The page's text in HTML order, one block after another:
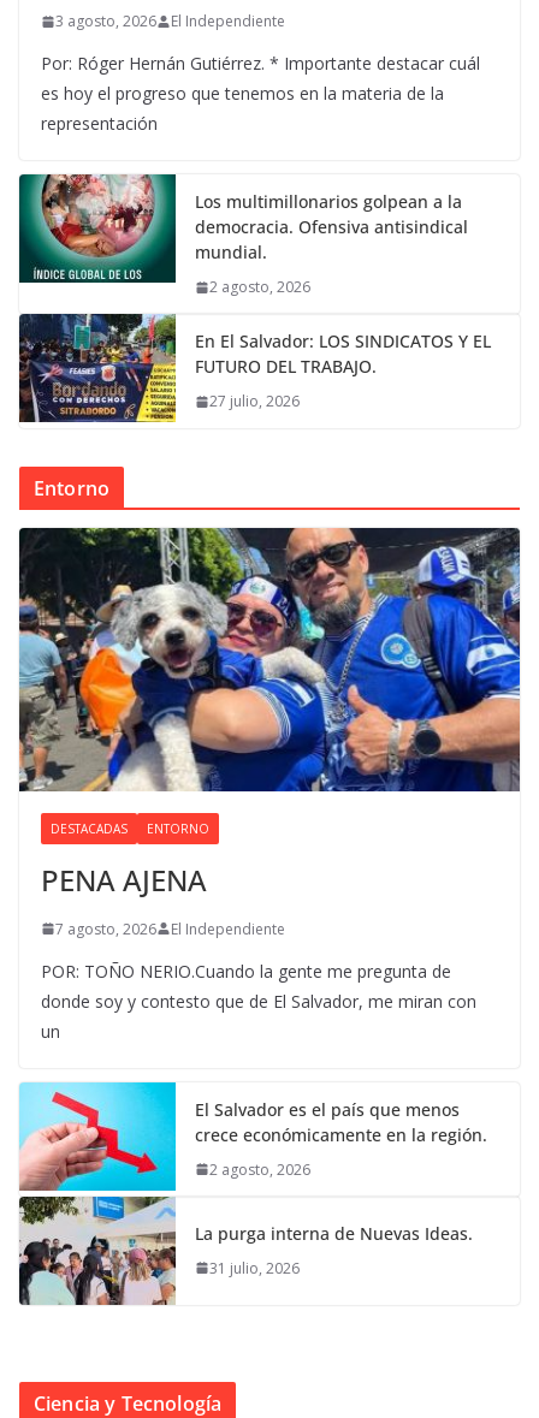
3 agosto, 2026 El Independiente
Por: Róger Hernán Gutiérrez. * Importante destacar cuál
es hoy el progreso que tenemos en la materia de la
representación
Los multimillonarios golpean a la
democracia. Ofensiva antisindical
mundial.
2 agosto, 2026
En El Salvador: LOS SINDICATOS Y EL
FUTURO DEL TRABAJO.
27 julio, 2026
Entorno
DESTACADAS ENTORNO
PENA AJENA
7 agosto, 2026 El Independiente
POR: TOÑO NERIO.Cuando la gente me pregunta de
donde soy y contesto que de El Salvador, me miran con
un
El Salvador es el país que menos
crece económicamente en la región.
2 agosto, 2026
La purga interna de Nuevas Ideas.
31 julio, 2026
Ciencia y Tecnología